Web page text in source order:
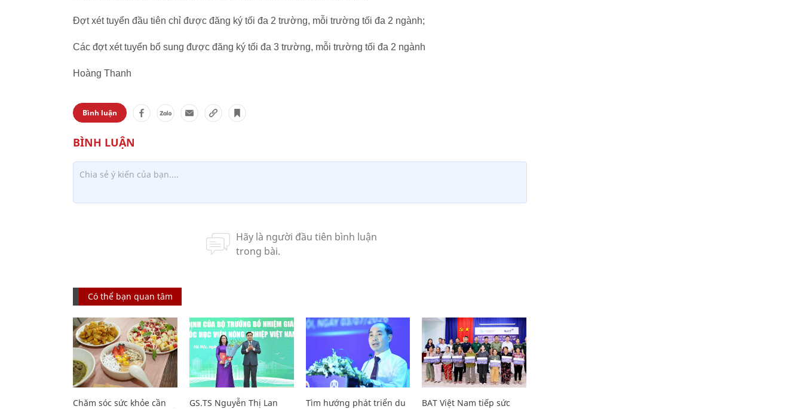
Đợt xét tuyển đầu tiên chỉ được đăng ký tối đa 2 trường, mỗi trường tối đa 2 ngành;
Các đợt xét tuyển bổ sung được đăng ký tối đa 3 trường, mỗi trường tối đa 2 ngành
Hoàng Thanh
Bình luận
Có thể bạn quan tâm
Chăm sóc sức khỏe cần
GS.TS Nguyễn Thị Lan
Tìm hướng phát triển du
BAT Việt Nam tiếp sức